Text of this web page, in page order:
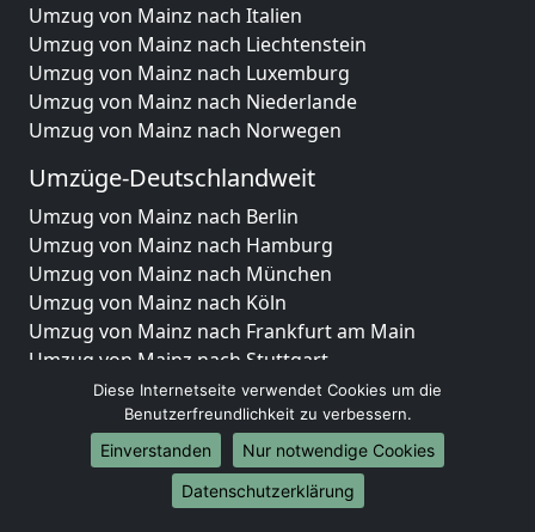
Umzug von Mainz nach Italien
Umzug von Mainz nach Liechtenstein
Umzug von Mainz nach Luxemburg
Umzug von Mainz nach Niederlande
Umzug von Mainz nach Norwegen
Umzüge-Deutschlandweit
Umzug von Mainz nach Berlin
Umzug von Mainz nach Hamburg
Umzug von Mainz nach München
Umzug von Mainz nach Köln
Umzug von Mainz nach Frankfurt am Main
Umzug von Mainz nach Stuttgart
Umzug von Mainz nach Düsseldorf
Umzug von Mainz nach Leipzig
Umzug von Mainz nach Dortmund
Umzug von Mainz nach Essen
Umzug von Mainz nach Bremen
Diese Internetseite verwendet Cookies um die
Benutzerfreundlichkeit zu verbessern.
Einverstanden
Nur notwendige Cookies
Datenschutzerklärung